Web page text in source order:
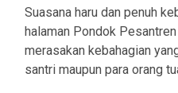
Suasana haru dan penuh
halaman Pondok
merasakan kebahagian
santri maupun para orang